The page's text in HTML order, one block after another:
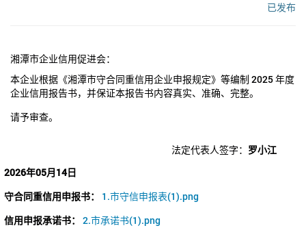
已发布
湘潭市企业信用促进会：
本企业根据《湘潭市守合同重信用企业申报规定》等编制 2025年度
企业信用报告书，并保证本报告书内容真实、准确、完整。
请予审查。
法定代表人签字： 罗小江
2026年05月14日
守合同重信用申报书：
1.市守信申报表(1).png
信用申报承诺书：
2.市承诺书(1).png